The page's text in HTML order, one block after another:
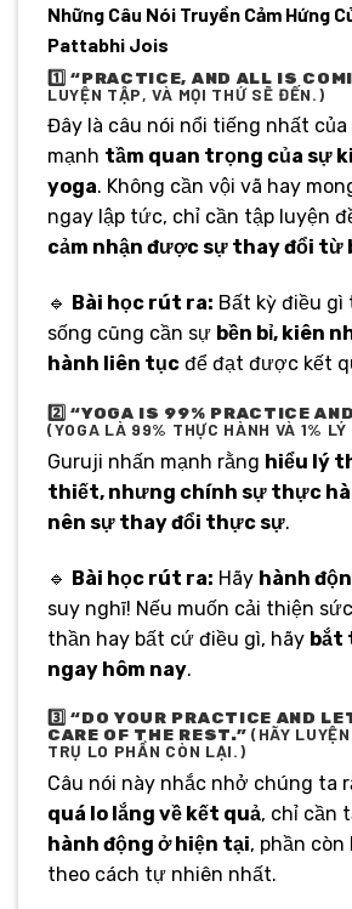
Những Câu Nói Truyền Cảm Hứng
Pattabhi Jois
1️⃣“PRACTICE, AND ALL IS
LUYỆN TẬP, VÀ MỌI THỨ SẼ ĐẾN.)
Đây là câu nói nổi tiếng nhất của
mạnh tầm quan trọng của sự
yoga. Không cần vội vã hay
ngay lập tức, chỉ cần tập luyện
cảm nhận được sự thay đổi từ
🔹 Bài học rút ra: Bất kỳ điều gì
sống cũng cần sự bền bỉ, kiên
hành liên tục để đạt được kết
2️⃣“YOGA IS 99% PRACTICE
(YOGA LÀ 99% THỰC HÀNH VÀ 1%
Guruji nhấn mạnh rằng hiểu lý
thiết, nhưng chính sự thực
nên sự thay đổi thực sự.
🔹 Bài học rút ra: Hãy hành
suy nghĩ! Nếu muốn cải thiện
thần hay bất cứ điều gì, hãy bắt
ngay hôm nay.
3️⃣“DO YOUR PRACTICE AND
CARE OF THE REST.” (HÃY
TRỤ LO PHẦN CÒN LẠI.)
Câu nói này nhắc nhở chúng ta
quá lo lắng về kết quả, chỉ cần
hành động ở hiện tại, phần còn
theo cách tự nhiên nhất.